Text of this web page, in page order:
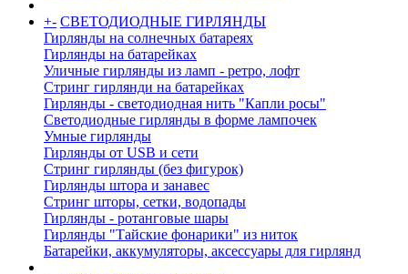
+- СВЕТОДИОДНЫЕ ГИРЛЯНДЫ
Гирлянды на солнечных батареях
Гирлянды на батарейках
Уличные гирлянды из ламп - ретро, лофт
Стринг гирлянди на батарейках
Гирлянды - светодиодная нить "Капли росы"
Светодиодные гирлянды в форме лампочек
Умные гирлянды
Гирлянды от USB и сети
Стринг гирлянды (без фигурок)
Гирлянды штора и занавес
Стринг шторы, сетки, водопады
Гирлянды - ротанговые шары
Гирлянды "Тайские фонарики" из ниток
Батарейки, аккумуляторы, аксессуары для гирлянд